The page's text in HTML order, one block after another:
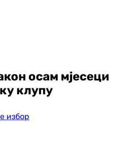
осам мјесеци
клупу
избор